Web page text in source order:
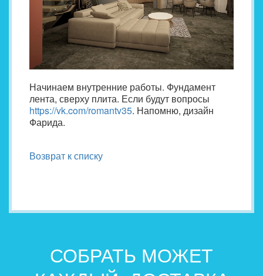
Начинаем внутренние работы. Фундамент
лента, сверху плита. Если будут вопросы
https://vk.com/romantv35. Напомню, дизайн
Фарида.
Возврат к списку
СОБРАТЬ МОЖЕТ